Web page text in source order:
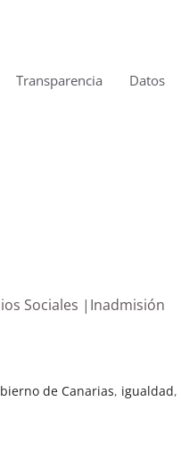
Transparencia Datos
Sociales |Inadmisión
de Canarias, igualdad,